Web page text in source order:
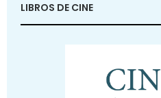
LIBROS DE CINE